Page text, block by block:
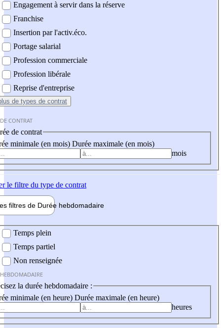
Engagement à servir dans la réserve
Franchise
Insertion par l'activ.éco.
Portage salarial
Profession commerciale
Profession libérale
Reprise d'entreprise
de types de contrat
CONTRAT
de contrat
minimale (en mois) Durée maximale (en mois)
mois
le filtre du type de contrat
filtres de Durée hebdomadaire
Temps plein
Temps partiel
Non renseignée
la durée hebdomadaire :
minimale (en heure) Durée maximale (en heure)
heures